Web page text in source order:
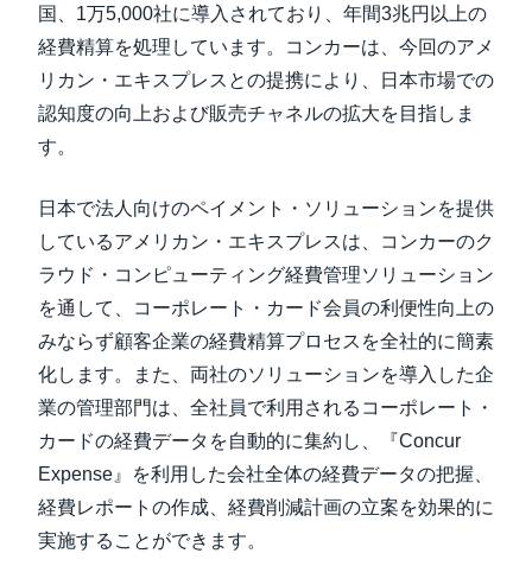
国、1万5,000社に導入されており、年間3兆円以上の
経費精算を処理しています。コンカーは、今回のアメ
リカン・エキスプレスとの提携により、日本市場での
認知度の向上および販売チャネルの拡大を目指しま
す。
日本で法人向けのペイメント・ソリューションを提供
しているアメリカン・エキスプレスは、コンカーのク
ラウド・コンピューティング経費管理ソリューション
を通して、コーポレート・カード会員の利便性向上の
みならず顧客企業の経費精算プロセスを全社的に簡素
化します。また、両社のソリューションを導入した企
業の管理部門は、全社員で利用されるコーポレート・
カードの経費データを自動的に集約し、『Concur
Expense』を利用した会社全体の経費データの把握、
経費レポートの作成、経費削減計画の立案を効果的に
実施することができます。